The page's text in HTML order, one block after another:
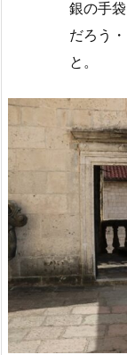
銀の手
だろう
と。